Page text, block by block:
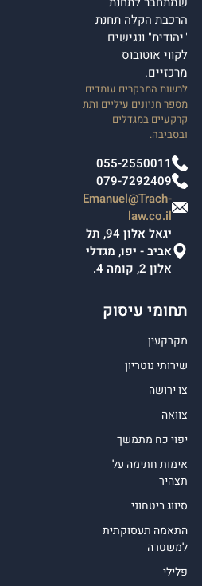
הרכבת הקלה תחנת
"יהודית" ונגישים
לקווי אוטובוס
מרכזיים.
לרשות המבקרים עומדים
מספר חניונים עיליים ותת
קרקעיים במגדלים
ובסביבה.
055-2550011
079-7292409
Emanuel@Trach-
law.co.il
יגאל אלון 94, תל
אביב - יפו, מגדלי
אלון 2, קומה 4.
תחומי עיסוק
מקרקעין
שירותי נוטריון
צו ירושה
צוואה
יפוי כח מתמשך
אימות חתימה על
תצהיר
סיווג ביטחוני
התאמה תעסוקתית
למשטרה
פלילי